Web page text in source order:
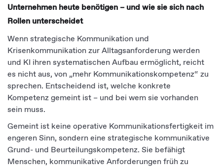
Unternehmen heute benötigen – und wie sie sich nach
Rollen unterscheidet
Wenn strategische Kommunikation und
Krisenkommunikation zur Alltagsanforderung werden
und KI ihren systematischen Aufbau ermöglicht, reicht
es nicht aus, von „mehr Kommunikationskompetenz“ zu
sprechen. Entscheidend ist, welche konkrete
Kompetenz gemeint ist – und bei wem sie vorhanden
sein muss.
Gemeint ist keine operative Kommunikationsfertigkeit im
engeren Sinn, sondern eine strategische kommunikative
Grund- und Beurteilungskompetenz. Sie befähigt
Menschen, kommunikative Anforderungen früh zu